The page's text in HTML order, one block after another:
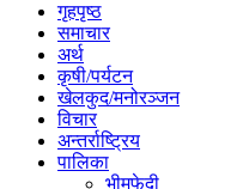
गृहपृष्ठ
समाचार
अर्थ
कृषी/पर्यटन
खेलकुद/मनोरञ्जन
विचार
अन्तर्राष्ट्रिय
पालिका
भीमफेदी